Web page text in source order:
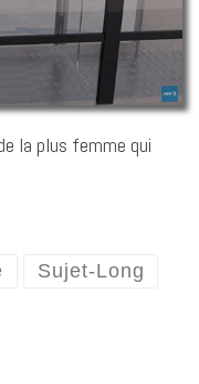
la plus femme qui
Sujet-Long